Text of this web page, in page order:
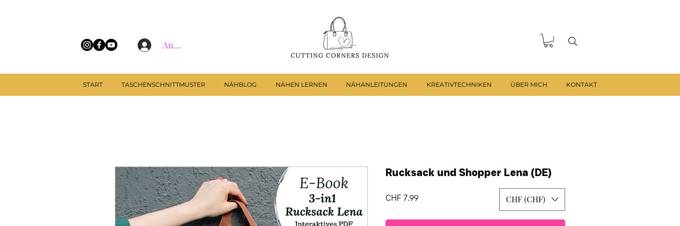
Anmelden
START TASCHENSCHNITTMUSTER NÄHBLOG NÄHEN LERNEN NÄHANLEITUNGEN KREATIVTECHNIKEN ÜBER MICH KONTAKT
Rucksack und Shopper Lena (DE)
CHF 7.99Preis CHF (CHF)